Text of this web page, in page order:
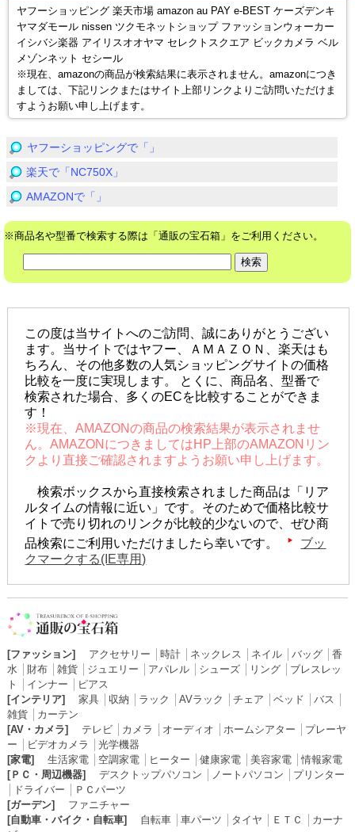
ヤフーショッピング 楽天市場 amazon au PAY e-BEST ケーズデンキ
ヤマダモール nissen ツクモネットショップ ファッションウォーカー
イシバシ楽器 アイリスオオヤマ セレクトスクエア ビックカメラ ベル
メゾンネット セシール
※現在、amazonの商品が検索結果に表示されません。amazonにつき
ましては、下記リンクまたはサイト上部リンクよりご訪問いただけま
すようお願い申し上げます。
ヤフーショッピングで「」
楽天で「NC750X」
AMAZONで「」
※商品名や型番で検索する際は「通販の宝石箱」をご利用ください。
この度は当サイトへのご訪問、誠にありがとうござい
ます。当サイトではヤフー、ＡＭＡＺＯＮ、楽天はも
ちろん、その他多数の人気ショッピングサイトの価格
比較を一度に実現します。 とくに、商品名、型番で
検索された場合、多くのECを比較することができま
す！
※現在、AMAZONの商品の検索結果が表示されませ
ん。AMAZONにつきましてはHP上部のAMAZONリン
クより直接ご確認されますようお願い申し上げます。
検索ボックスから直接検索されました商品は「リア
ルタイムの情報に近い」です。そのためで価格比較サ
イトで売り切れのリンクが比較的少ないので、ぜひ商
品検索にご利用いただけましたら幸いです。
ブッ
クマークする(IE専用)
[ファッション] アクセサリー 時計│ ネックレス ネイル│ バッグ│ 香
水
財布│ 雑貨│ ジュエリー アパレル│ シューズ│ リング│ ブレスレッ
ト
インナー
ピアス
[インテリア]
家具│ 収納 ラック AVラック チェア ベッド バス
雑貨│ カーテン
[AV・カメラ]
テレビ│ カメラ オーディオ ホームシアター
プレーヤ
ー
ビデオカメラ
光学機器
[家電]
生活家電│ 空調家電│ ヒーター 健康家電│ 美容家電│情報家電
[ＰＣ・周辺機器]
デスクトップパソコン ノートパソコン
プリンター
ドライバー
ＰＣパーツ
[ガーデン]
ファニチャー
[自動車・バイク・自転車]
自転車│ 車パーツ タイヤ ＥＴＣ
カーナ